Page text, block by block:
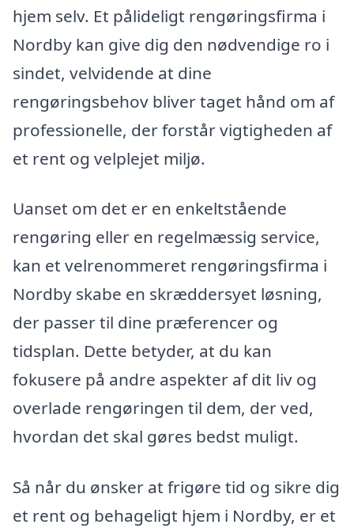
hjem selv. Et pålideligt rengøringsfirma i
Nordby kan give dig den nødvendige ro i
sindet, velvidende at dine
rengøringsbehov bliver taget hånd om af
professionelle, der forstår vigtigheden af
et rent og velplejet miljø.
Uanset om det er en enkeltstående
rengøring eller en regelmæssig service,
kan et velrenommeret rengøringsfirma i
Nordby skabe en skræddersyet løsning,
der passer til dine præferencer og
tidsplan. Dette betyder, at du kan
fokusere på andre aspekter af dit liv og
overlade rengøringen til dem, der ved,
hvordan det skal gøres bedst muligt.
Så når du ønsker at frigøre tid og sikre dig
et rent og behageligt hjem i Nordby, er et